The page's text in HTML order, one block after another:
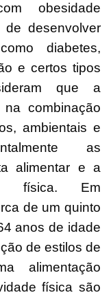
obesidade
desenvolver
diabetes,
e certos tipos
que a
combinação
ambientais e
as
alimentar e a
física. Em
de um quinto
anos de idade
de estilos de
alimentação
física são